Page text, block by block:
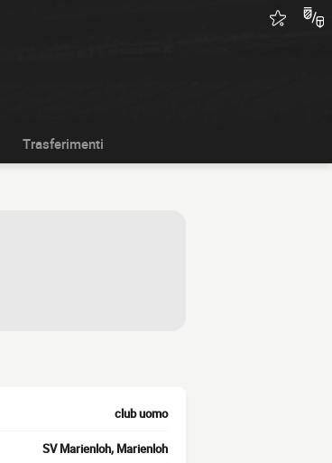
Trasferimenti
club uomo
SV Marienloh, Marienloh